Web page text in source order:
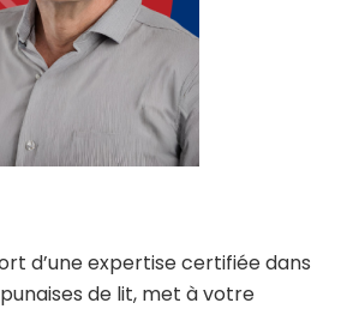
d’une expertise certifiée dans
de lit, met à votre